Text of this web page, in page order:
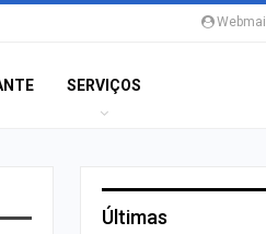
Webmail
SERVIÇOS
Últimas